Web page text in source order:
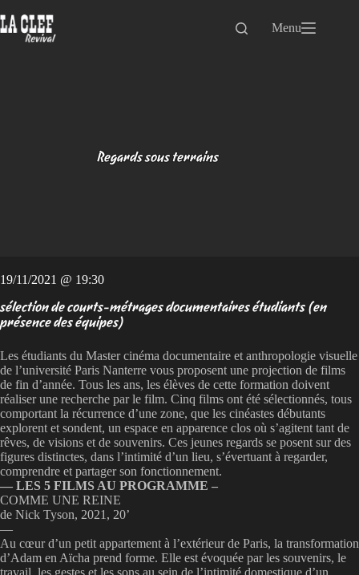
au
contenu
Menu
Regards sous terrains
19/11/2021 @ 19:30
sélection de courts-métrages documentaires étudiants (en
présence des équipes)
Les étudiants du Master cinéma documentaire et anthropologie visuelle
de l’université Paris Nanterre vous proposent une projection de films
de fin d’année. Tous les ans, les élèves de cette formation doivent
réaliser une recherche par le film. Cinq films ont été sélectionnés, tous
comportant la récurrence d’une zone, que les cinéastes débutants
explorent et sondent, un espace en apparence clos où s’agitent tant de
rêves, de visions et de souvenirs. Ces jeunes regards se posent sur des
figures distinctes, dans l’intimité d’un lieu, s’évertuant à regarder,
comprendre et partager son fonctionnement.
— LES 5 FILMS AU PROGRAMME –
COMME UNE REINE
de Nick Tyson, 2021, 20’
—
Au cœur d’un petit appartement à l’extérieur de Paris, la transformation
d’Adam en Aïcha prend forme. Elle est évoquée par les souvenirs, le
travail, les gestes et les sons au sein de l’intimité domestique d’un